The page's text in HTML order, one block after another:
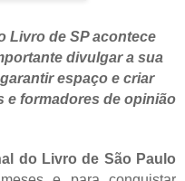
Livro de SP acontece
divulgar a sua
espaço e criar
e formadores de opinião
do Livro de São Paulo